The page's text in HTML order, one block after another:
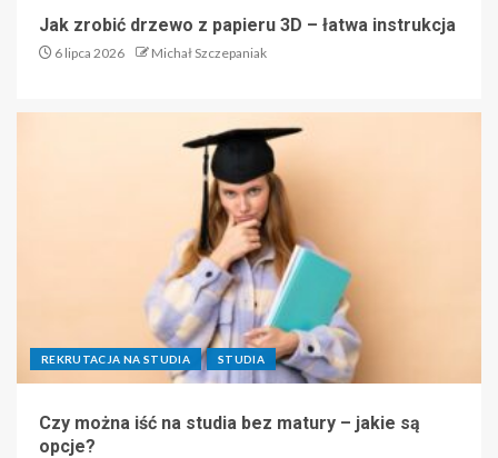
Jak zrobić drzewo z papieru 3D – łatwa instrukcja
6 lipca 2026 Michał Szczepaniak
REKRUTACJA NA STUDIA STUDIA
Czy można iść na studia bez matury – jakie są
opcje?